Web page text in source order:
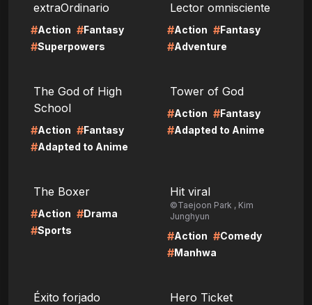
extraOrdinario
#Action #Fantasy
#Superpowers
Lector omnisciente
#Action #Fantasy
#Adventure
The God of High
School
#Action #Fantasy
#Adapted to Anime
Tower of God
#Action #Fantasy
#Adapted to Anime
The Boxer
#Action #Drama
#Sports
Hit viral
©Taejoon Park , Kim
Junghyun
#Action #Comedy
#Manhwa
Éxito forjado
Hero Ticket